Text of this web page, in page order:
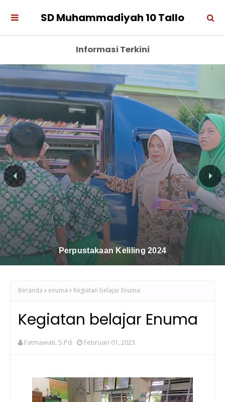
SD Muhammadiyah 10 Tallo
Informasi Terkini
Sholawatan Dan Tartil
Beranda enuma Kegiatan belajar Enuma
Kegiatan belajar Enuma
Fatmawati, S.Pd Februari 01, 2023